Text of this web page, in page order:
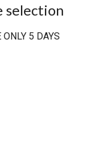
selection
5 DAYS